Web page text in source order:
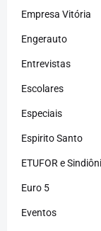
Empresa Vitória
Engerauto
Entrevistas
Escolares
Especiais
Espirito Santo
ETUFOR e
Euro 5
Eventos